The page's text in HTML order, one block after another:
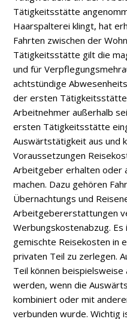
Tätigkeitsstätte
Haarspalterei klingt, hat
Fahrten zwischen der
Tätigkeitsstätte gilt die
und für
achtstündige
der ersten
Arbeitnehmer außerhalb
ersten Tätigkeitsstätte
Auswärtstätigkeit aus und
Voraussetzungen
Arbeitgeber erhalten oder
machen. Dazu gehören
Übernachtungs­ und
Arbeitgebererstattungen
Werbungskostenabzug.
gemischte Reisekosten in
privaten Teil zu zerlegen.
Teil können beispielsweise
werden, wenn die
kombiniert oder mit
verbunden wurde. Wichtig